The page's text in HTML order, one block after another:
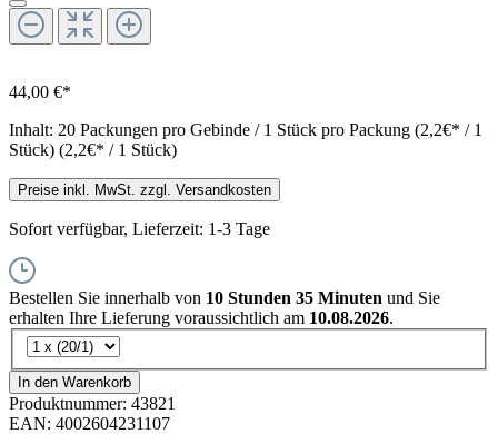
44,00 €*
Inhalt: 20 Packungen pro Gebinde / 1 Stück pro Packung (2,2€* / 1
Stück) (2,2€* / 1 Stück)
Preise inkl. MwSt. zzgl. Versandkosten
Sofort verfügbar, Lieferzeit: 1-3 Tage
Bestellen Sie innerhalb von 10 Stunden 35 Minuten und Sie
erhalten Ihre Lieferung voraussichtlich am 10.08.2026.
In den Warenkorb
Produktnummer: 43821
EAN: 4002604231107